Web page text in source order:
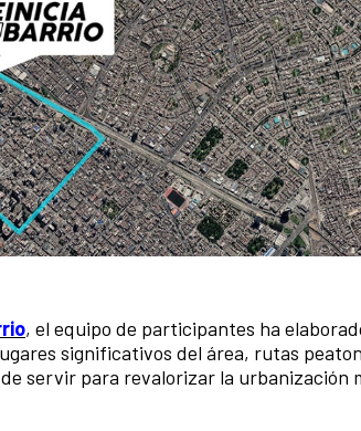
, el equipo de participantes ha
significativos del área, rutas
servir para revalorizar la urbanización